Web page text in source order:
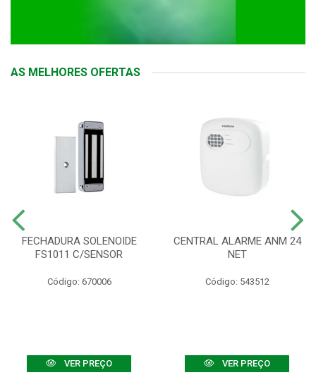
AS MELHORES OFERTAS
FECHADURA SOLENOIDE
FS1011 C/SENSOR
Código: 670006
VER PREÇO
CENTRAL ALARME ANM 24
NET
Código: 543512
VER PREÇO